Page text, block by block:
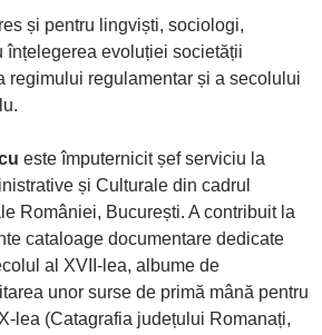
și pentru lingviști, sociologi,
înțelegerea evoluției societății
regimului regulamentar și a secolului
este împuternicit șef serviciu la
și Culturale din cadrul
României, București. A contribuit la
cataloage documentare dedicate
al XVII-lea, albume de
unor surse de primă mână pentru
lea (Catagrafia județului Romanați,